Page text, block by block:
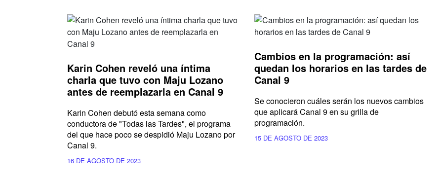
Karin Cohen reveló una íntima
charla que tuvo con Maju Lozano
antes de reemplazarla en Canal 9
Karin Cohen debutó esta semana como
conductora de "Todas las Tardes", el programa
del que hace poco se despidió Maju Lozano por
Canal 9.
16 DE AGOSTO DE 2023
Cambios en la programación: así
quedan los horarios en las tardes de
Canal 9
Se conocieron cuáles serán los nuevos cambios
que aplicará Canal 9 en su grilla de
programación.
15 DE AGOSTO DE 2023